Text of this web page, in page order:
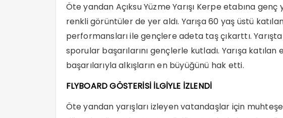
Öte yandan Açıksu Yüzme Yarışı Kerpe etabına genç
renkli görüntüler de yer aldı. Yarışa 60 yaş üstü
performansları ile gençlere adeta taş çıkarttı.
sporular başarılarını gençlerle kutladı. Yarışa
başarılarıyla alkışların en büyüğünü hak etti.
FLYBOARD GÖSTERİSİ İLGİYLE İZLENDİ
Öte yandan yarışları izleyen vatandaşlar için